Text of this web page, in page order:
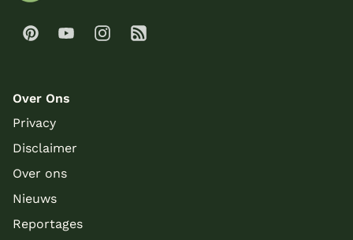
Over Ons
Privacy
Disclaimer
Over ons
Nieuws
Reportages